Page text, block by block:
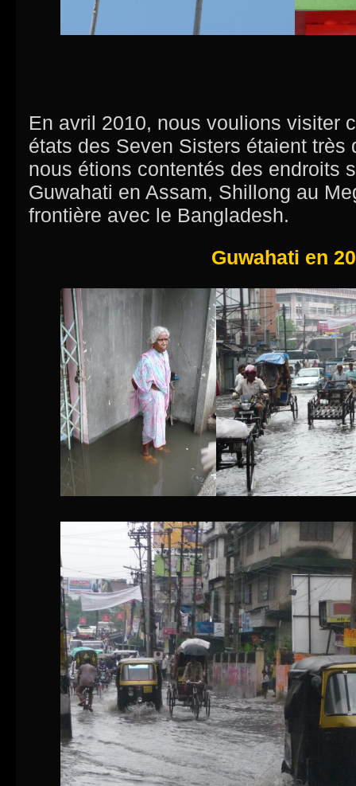
En avril 2010, nous voulions visiter
états des Seven Sisters étaient très
nous étions contentés des endroits
Guwahati en Assam, Shillong au
frontière avec le Bangladesh.
Guwahati en